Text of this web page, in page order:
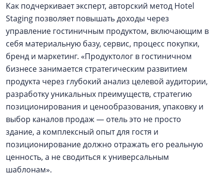
Как подчеркивает эксперт, авторский метод Hotel
Staging позволяет повышать доходы через
управление гостиничным продуктом, включающим в
себя материальную базу, сервис, процесс покупки,
бренд и маркетинг. «Продуктолог в гостиничном
бизнесе занимается стратегическим развитием
продукта через глубокий анализ целевой аудитории,
разработку уникальных преимуществ, стратегию
позиционирования и ценообразования, упаковку и
выбор каналов продаж — отель это не просто
здание, а комплексный опыт для гостя и
позиционирование должно отражать его реальную
ценность, а не сводиться к универсальным
шаблонам».